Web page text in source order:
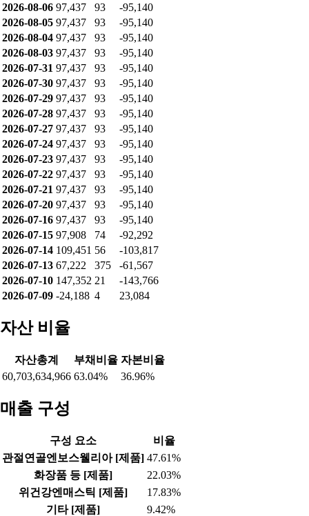
2026-08-06 97,437 93
-95,140
2026-08-05 97,437 93
-95,140
2026-08-04 97,437 93
-95,140
2026-08-03 97,437 93
-95,140
2026-07-31 97,437 93
-95,140
2026-07-30 97,437 93
-95,140
2026-07-29 97,437 93
-95,140
2026-07-28 97,437 93
-95,140
2026-07-27 97,437 93
-95,140
2026-07-24 97,437 93
-95,140
2026-07-23 97,437 93
-95,140
2026-07-22 97,437 93
-95,140
2026-07-21 97,437 93
-95,140
2026-07-20 97,437 93
-95,140
2026-07-16 97,437 93
-95,140
2026-07-15 97,908 74
-92,292
2026-07-14 109,451 56
-103,817
2026-07-13 67,222 375
-61,567
2026-07-10 147,352 21
-143,766
2026-07-09 -24,188 4 23,084
자산 비율
자산총계 부채비율 자본비율
60,703,634,966 63.04% 36.96%
매출 구성
구성 요소
비율
관절연골엔보스웰리아 [제품] 47.61%
화장품 등 [제품]
22.03%
위건강엔매스틱 [제품]
17.83%
기타 [제품]
9.42%